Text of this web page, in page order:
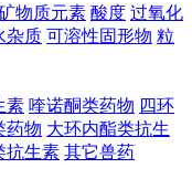
物质元素 酸度 过氧化
杂质 可溶性固形物 粒
素 喹诺酮类药物 四环
药物 大环内酯类抗生
抗生素 其它兽药